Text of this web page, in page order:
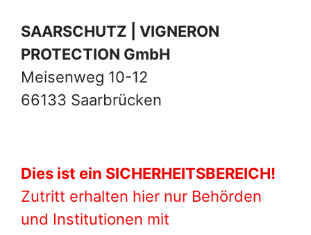
SAARSCHUTZ | VIGNERON
PROTECTION GmbH
Meisenweg 10-12
66133 Saarbrücken
Dies ist ein SICHERHEITSBEREICH!
Zutritt erhalten hier nur Behörden
und Institutionen mit